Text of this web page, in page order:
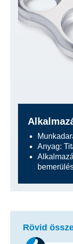
Anyag:
Rövid